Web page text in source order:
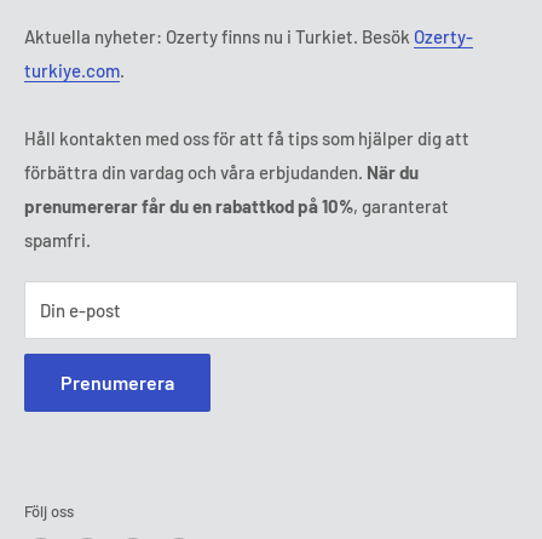
Tl: 010 884 87 30
E-post:
Aktuella nyheter: Ozerty finns nu i Turkiet. Besök Ozerty-
turkiye.com.
Håll kontakten med oss för att få tips som hjälper dig att
förbättra din vardag och våra erbjudanden. När du
prenumererar får du en rabattkod på 10%, garanterat
spamfri.
Din e-post
Prenumerera
Följ oss